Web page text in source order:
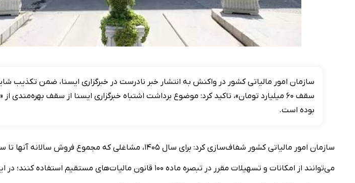
سازمان امور مالیاتی کشور در واکنش به انتشار خبر نادرست در خبرگزاری ایسنا، ضمن تکذیب
بوده است.
می‌توانند از امکانات و تسهیلات مقرر در تبصره ماده ۱۰۰ قانون مالیات‌های